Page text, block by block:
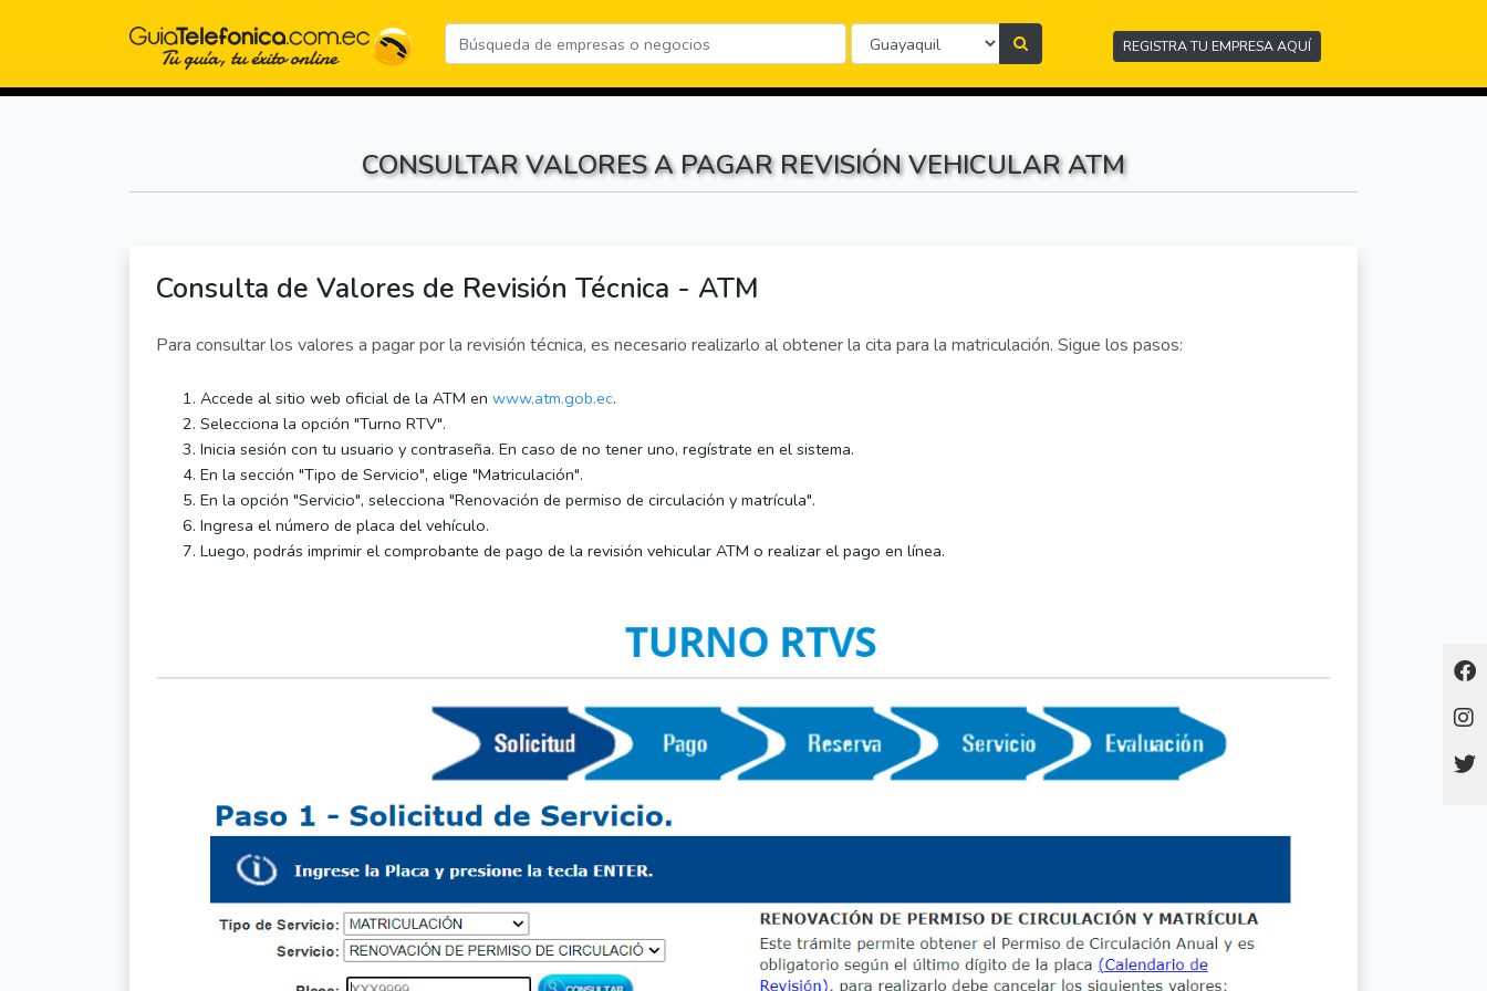
REGISTRA TU EMPRESA AQUÍ
CONSULTAR VALORES A PAGAR REVISIÓN VEHICULAR ATM
Consulta de Valores de Revisión Técnica - ATM
Para consultar los valores a pagar por la revisión técnica, es necesario realizarlo al obtener la cita para la matriculación. Sigue los pasos:
Accede al sitio web oficial de la ATM en www.atm.gob.ec.
Selecciona la opción "Turno RTV".
Inicia sesión con tu usuario y contraseña. En caso de no tener uno, regístrate en el sistema.
En la sección "Tipo de Servicio", elige "Matriculación".
En la opción "Servicio", selecciona "Renovación de permiso de circulación y matrícula".
Ingresa el número de placa del vehículo.
Luego, podrás imprimir el comprobante de pago de la revisión vehicular ATM o realizar el pago en línea.